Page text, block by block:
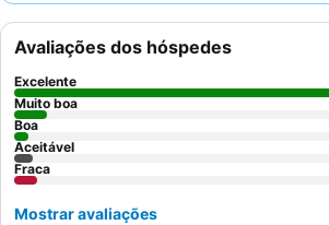
verdadeiramente indulgente, considere
varanda privada e jacuzzi.
Avaliações dos hóspedes
Excelente
Muito boa
Boa
Aceitável
Fraca
Mostrar avaliações